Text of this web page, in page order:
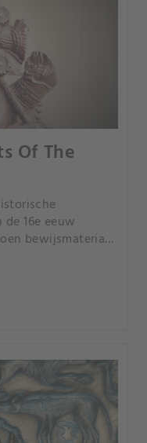
Of The
16e eeuw
bewijsmateriaal
bezoekers?.